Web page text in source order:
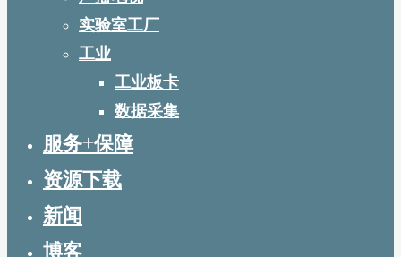
实验室工厂
工业
工业板卡
数据采集
服务+保障
资源下载
新闻
博客